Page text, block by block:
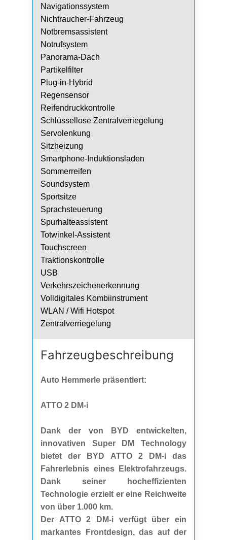
Navigationssystem
Nichtraucher-Fahrzeug
Notbremsassistent
Notrufsystem
Panorama-Dach
Partikelfilter
Plug-in-Hybrid
Regensensor
Reifendruckkontrolle
Schlüssellose Zentralverriegelung
Servolenkung
Sitzheizung
Smartphone-Induktionsladen
Sommerreifen
Soundsystem
Sportsitze
Sprachsteuerung
Spurhalteassistent
Totwinkel-Assistent
Touchscreen
Traktionskontrolle
USB
Verkehrszeichenerkennung
Volldigitales Kombiinstrument
WLAN / Wifi Hotspot
Zentralverriegelung
Fahrzeug­beschreibung
Auto Hemmerle präsentiert:
ATTO 2 DM-i
Dank der von BYD entwickelten,
innovativen Super DM Technology
bietet der BYD ATTO 2 DM-i das
Fahrerlebnis eines Elektrofahrzeugs.
Dank seiner hocheffizienten
Technologie erzielt er eine Reichweite
von über 1.000 km.
Der ATTO 2 DM-i verfügt über ein
markantes Frontdesign, das auf der